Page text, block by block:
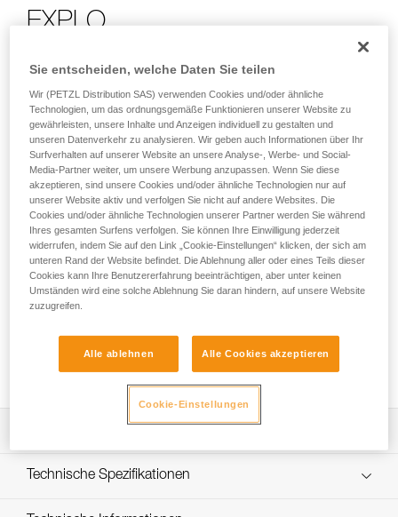
EXPLO
Schulterträger zum Positionieren einer CROLL-
Der EXPLO-Schulterträger hält die CROLL-Seilklemme in der
richtigen Position vor der Brust, um bei der Höhlenforschung
die Effizienz und den Komfort beim Aufstieg am Seil zu
optimieren. Jeder Schulterriemen verfügt über zwei
Materialschlaufen aus HDPE und zwei weitere
Befestigungsmöglichkeiten zum Transportieren der
Ausrüstung. Das X-Design gewährleistet eine optimale
Positionierung auf den Schultern und der Brustriemen
ermöglicht es, die Spannung der Bruststeigklemme präzise
zu justieren.
Effizienz und einfaches Handling für den Aufstieg am Seil:
- ermöglicht die richtige Positionierung einer CROLL-
Technische Spezifikationen
Material: hochdichtes Polyethylen (HDPE),
Sie entscheiden, welche Daten Sie teilen
Wir (PETZL Distribution SAS) verwenden Cookies und/oder ähnliche
Technologien, um das ordnungsgemäße Funktionieren unserer Website zu
gewährleisten, unsere Inhalte und Anzeigen individuell zu gestalten und
unseren Datenverkehr zu analysieren. Wir geben auch Informationen über Ihr
Surfverhalten auf unserer Website an unsere Analyse-, Werbe- und Social-
Media-Partner weiter, um unsere Werbung anzupassen. Wenn Sie diese
akzeptieren, sind unsere Cookies und/oder ähnliche Technologien nur auf
unserer Website aktiv und verfolgen Sie nicht auf andere Websites. Die
Cookies und/oder ähnliche Technologien unserer Partner werden Sie während
Ihres gesamten Surfens verfolgen. Sie können Ihre Einwilligung jederzeit
widerrufen, indem Sie auf den Link „Cookie-Einstellungen“ klicken, der sich am
unteren Rand der Website befindet. Die Ablehnung aller oder eines Teils dieser
Cookies kann Ihre Benutzererfahrung beeinträchtigen, aber unter keinen
Umständen wird eine solche Ablehnung Sie daran hindern, auf unsere Website
zuzugreifen.
Alle ablehnen Alle Cookies akzeptieren
Cookie-Einstellungen